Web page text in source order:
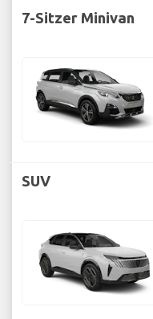
7-Sitzer Minivan
SUV